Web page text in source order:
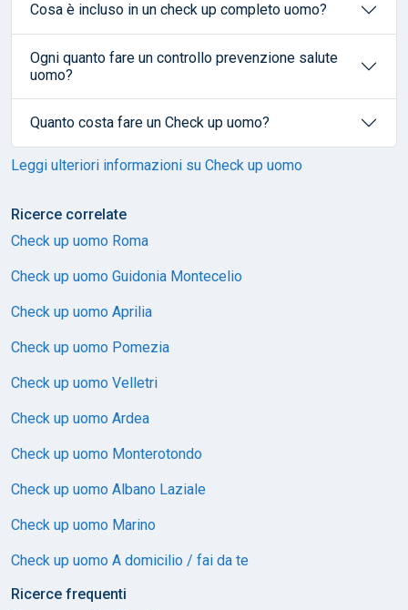
Cosa è incluso in un check up completo uomo?
Ogni quanto fare un controllo prevenzione salute
uomo?
Quanto costa fare un Check up uomo?
Leggi ulteriori informazioni su Check up uomo
Ricerce correlate
Check up uomo Roma
Check up uomo Guidonia Montecelio
Check up uomo Aprilia
Check up uomo Pomezia
Check up uomo Velletri
Check up uomo Ardea
Check up uomo Monterotondo
Check up uomo Albano Laziale
Check up uomo Marino
Check up uomo A domicilio / fai da te
Ricerce frequenti